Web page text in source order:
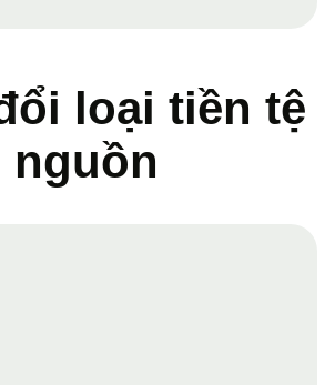
loại tiền tệ
nguồn